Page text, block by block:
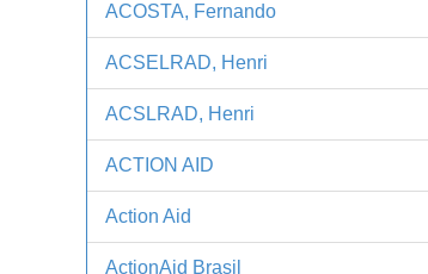
ACOSTA, Fernando
ACSELRAD, Henri
ACSLRAD, Henri
ACTION AID
Action Aid
ActionAid Brasil